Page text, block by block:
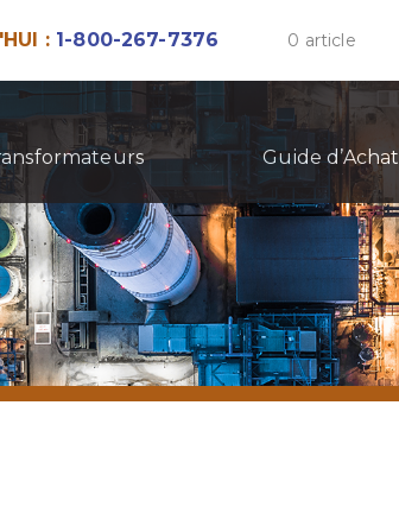
: 1-800-267-7376 0 article
Guide d’Achat